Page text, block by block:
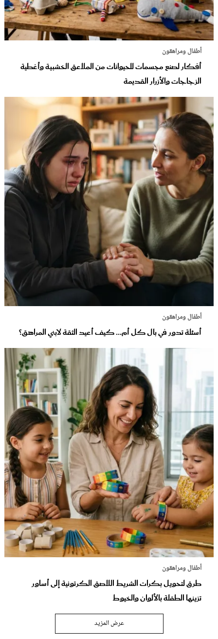
أطفال ومراهقون
أفكار لصنع مجسمات للحيوانات من الملاعق الخشبية وأغطية
الزجاجات والأزرار القديمة
أطفال ومراهقون
أسئلة تدور في بال كل أم... كيف أعيد الثقة لابني المراهق؟
أطفال ومراهقون
طرق لتحويل بكرات الشريط اللاصق الكرتونية إلى أساور
تزينها الطفلة بالألوان والخيوط
عرض المزيد